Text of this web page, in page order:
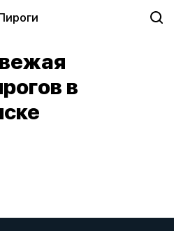
в